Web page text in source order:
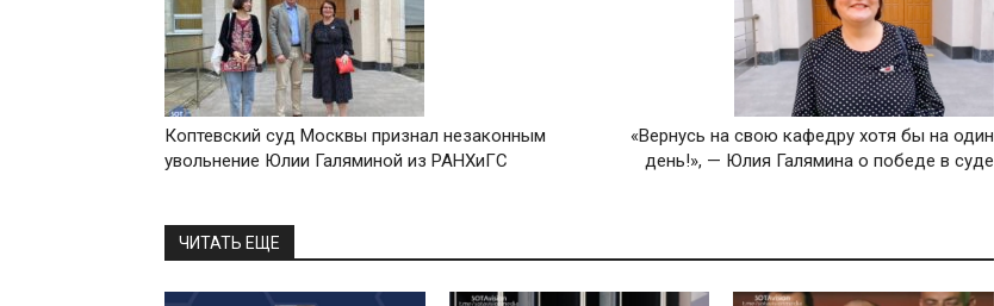
Коптевский суд Москвы признал незаконным
увольнение Юлии Галяминой из РАНХиГС
«Вернусь на свою кафедру хотя бы на один
день!», — Юлия Галямина о победе в суде
ЧИТАТЬ ЕЩЕ